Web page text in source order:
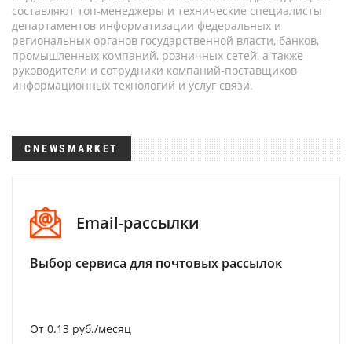
составляют топ-менеджеры и технические специалисты
департаментов информатизации федеральных и
региональных органов государственной власти, банков,
промышленных компаний, розничных сетей, а также
руководители и сотрудники компаний-поставщиков
информационных технологий и услуг связи.
CNEWSMARKET
Email-рассылки
Выбор сервиса для почтовых рассылок
От 0.13 руб./месяц